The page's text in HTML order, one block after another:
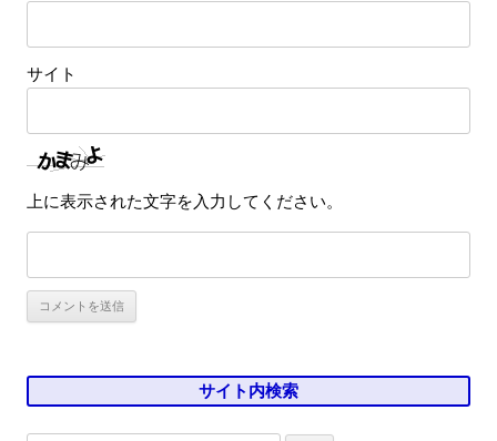
サイト
上に表示された文字を入力してください。
サイト内検索